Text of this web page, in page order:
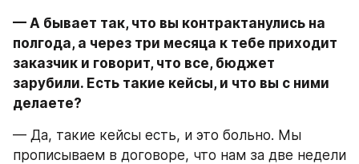
— А бывает так, что вы контрактанулись на
полгода, а через три месяца к тебе приходит
заказчик и говорит, что все, бюджет
зарубили. Есть такие кейсы, и что вы с ними
делаете?
— Да, такие кейсы есть, и это больно. Мы
прописываем в договоре, что нам за две недели